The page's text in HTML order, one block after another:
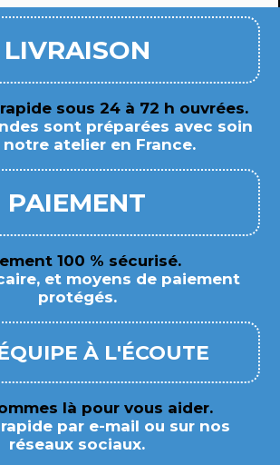
LIVRAISON
sous 24 à 72 h ouvrées.
sont préparées avec soin
notre atelier en France.
PAIEMENT
100 % sécurisé.
et moyens de paiement
protégés.
À L'ÉCOUTE
là pour vous aider.
par e-mail ou sur nos
réseaux sociaux.